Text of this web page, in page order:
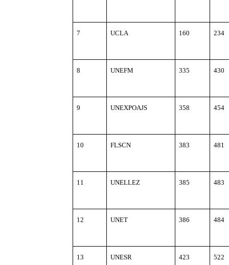
7 UCLA 160 234
8 UNEFM 335 430
9 UNEXPOAJS 358 454
10 FLSCN 383 481
11 UNELLEZ 385 483
12 UNET 386 484
13 UNESR 423 522